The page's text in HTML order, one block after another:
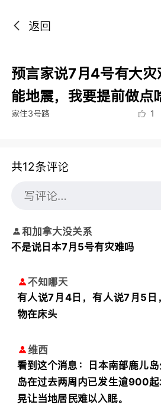
返回
预言家说7月4号有大
能地震，我要提前做点
家住3号路 1
共12条评论
和加拿大没关系
不是说日本7月5号有灾难吗
不知哪天
有人说7月4日，有人说7月5日
物在床头
维西
看到这个消息：日本南部鹿儿
岛在过去两周内已发生逾900
晃让当地居民难以入眠。